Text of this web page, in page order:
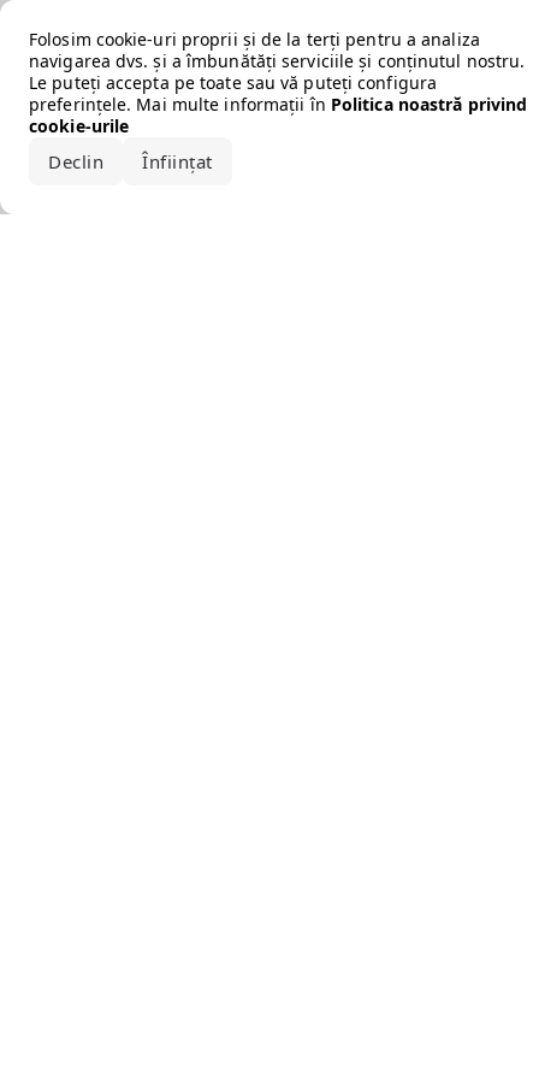
Folosim cookie-uri proprii și de la terți pentru a analiza
navigarea dvs. și a îmbunătăți serviciile și conținutul nostru.
Le puteți accepta pe toate sau vă puteți configura
preferințele. Mai multe informații în Politica noastră privind
cookie-urile
Declin Înființat
Error loading the brand